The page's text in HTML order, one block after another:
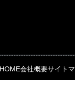
HOME会社概要サイト